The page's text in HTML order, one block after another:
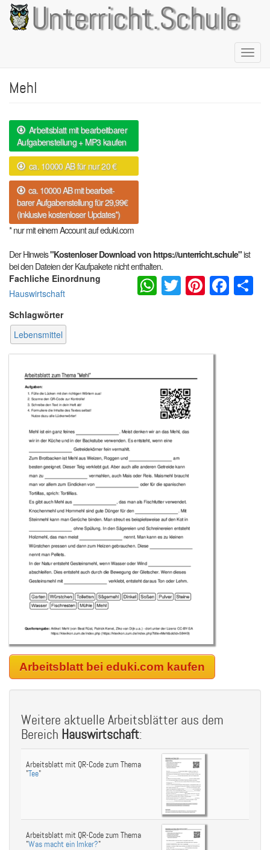
Direkt
zum
Inhalt
Unterricht.Schule
Mehl
Arbeitsblatt mit bearbeitbarer
Aufgabenstellung + MP3 kaufen
ca. 10000 AB für nur 20 €
ca. 10000 AB mit bearbeit-
barer Aufgabenstellung für 29,99€
(inklusive kostenloser Updates*)
* nur mit einem Account auf eduki.com
Der Hinweis"Kostenloser Download von https://unterricht.schule"ist
bei den Dateien der Kaufpakete nicht enthalten.
Fachliche Einordnung
Hauswirtschaft
Schlagwörter
Lebensmittel
WhatsApp
Twitter
Arbeitsblatt bei eduki.com kaufen
Weitere aktuelle Arbeitsblätter aus dem
Bereich Hauswirtschaft:
Arbeitsblatt mit QR-Code zum Thema
"Tee"
Arbeitsblatt mit QR-Code zum Thema
"Was macht ein Imker?"